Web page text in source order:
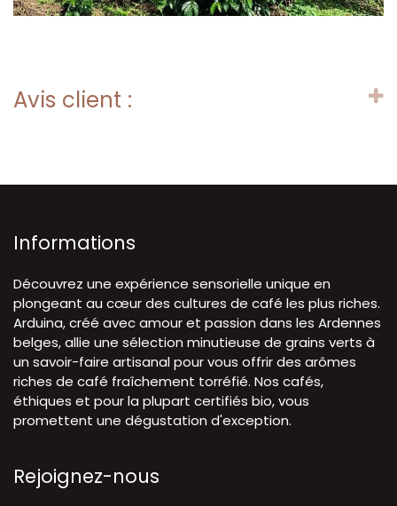
Avis client :
Informations
Découvrez une expérience sensorielle unique en
plongeant au cœur des cultures de café les plus riches.
Arduina, créé avec amour et passion dans les Ardennes
belges, allie une sélection minutieuse de grains verts à
un savoir-faire artisanal pour vous offrir des arômes
riches de café fraîchement torréfié. Nos cafés,
éthiques et pour la plupart certifiés bio, vous
promettent une dégustation d'exception.
Rejoignez-nous